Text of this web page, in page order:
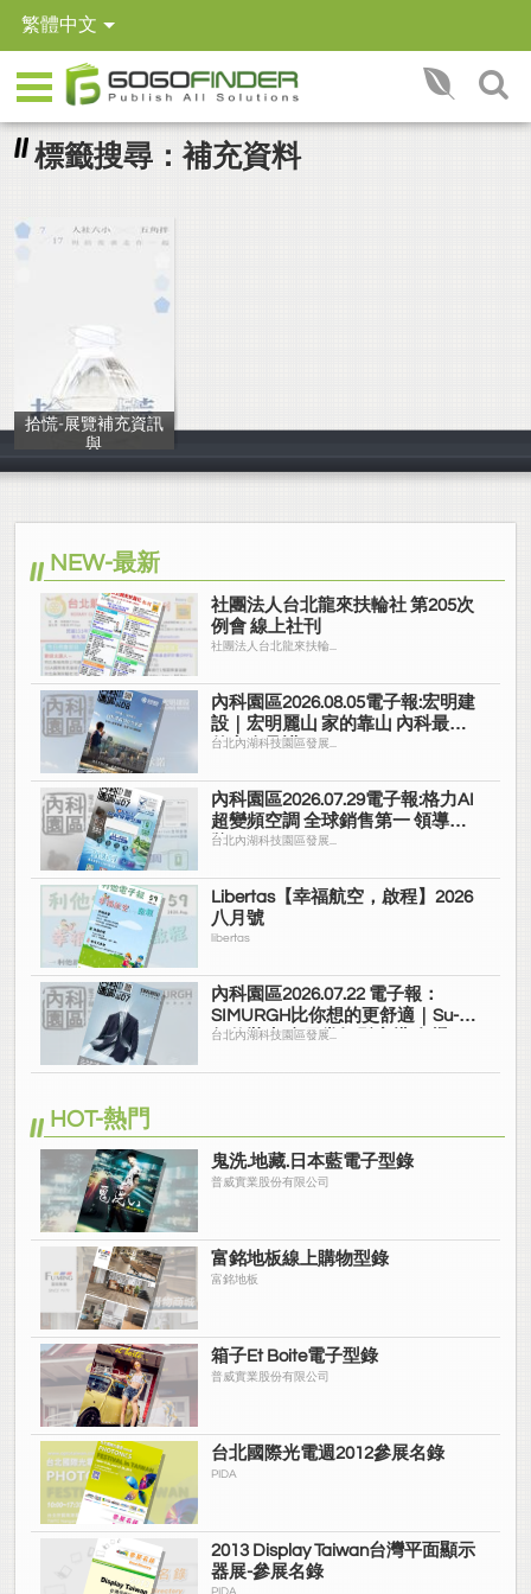
繁體中文
標籤搜尋：補充資料
拾慌-展覽補充資訊
與
25屆人文及社會
NEW-最新
社團法人台北龍來扶輪社 第205次
例會 線上社刊
社團法人台北龍來扶輪...
內科園區2026.08.05電子報:宏明建
設｜宏明麗山 家的靠山 內科最高
的安全承諾
台北內湖科技園區發展...
內科園區2026.07.29電子報:格力AI
超變頻空調 全球銷售第一 領導品
牌
台北內湖科技園區發展...
Libertas【幸福航空，啟程】2026
八月號
libertas
內科園區2026.07.22 電子報：
SIMURGH比你想的更舒適｜Su-Si
舒仕裝 都會日常輕鬆穿搭 免燙可
台北內湖科技園區發展...
HOT-熱門
鬼洗.地藏.日本藍電子型錄
普威實業股份有限公司
富銘地板線上購物型錄
富銘地板
箱子Et Boite電子型錄
普威實業股份有限公司
台北國際光電週2012參展名錄
PIDA
2013 Display Taiwan台灣平面顯示
器展-參展名錄
PIDA